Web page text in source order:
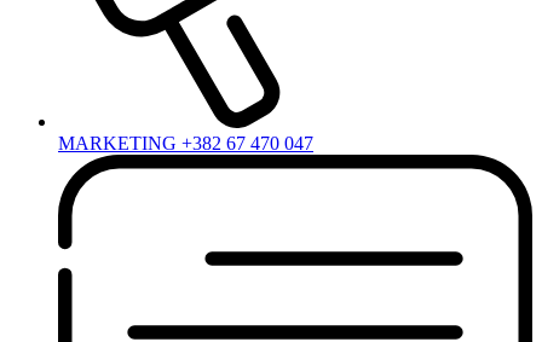
MARKETING +382 67 470 047